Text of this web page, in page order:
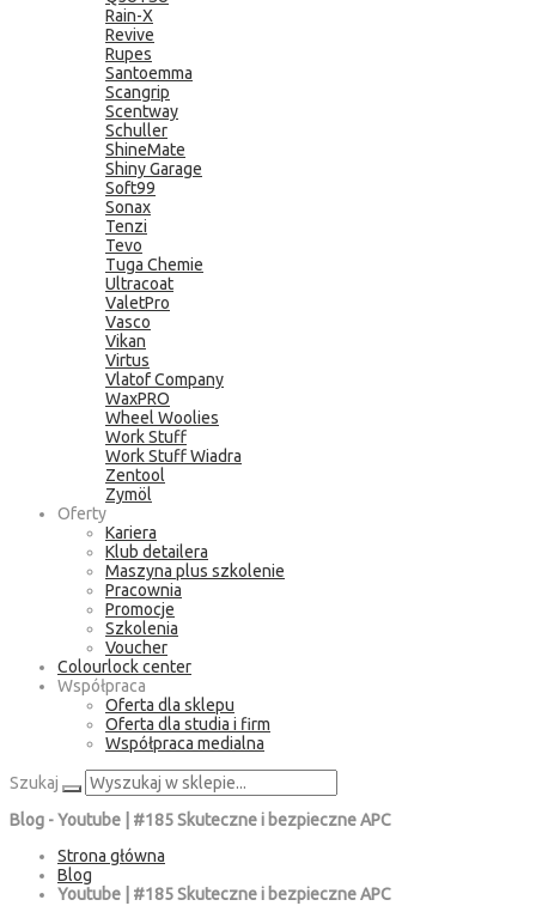
Rain-X
Revive
Rupes
Santoemma
Scangrip
Scentway
Schuller
ShineMate
Shiny Garage
Soft99
Sonax
Tenzi
Tevo
Tuga Chemie
Ultracoat
ValetPro
Vasco
Vikan
Virtus
Vlatof Company
WaxPRO
Wheel Woolies
Work Stuff
Work Stuff Wiadra
Zentool
Zymöl
Oferty
Kariera
Klub detailera
Maszyna plus szkolenie
Pracownia
Promocje
Szkolenia
Voucher
Colourlock center
Współpraca
Oferta dla sklepu
Oferta dla studia i firm
Współpraca medialna
Szukaj
Blog - Youtube | #185 Skuteczne i bezpieczne APC
Strona główna
Blog
Youtube | #185 Skuteczne i bezpieczne APC